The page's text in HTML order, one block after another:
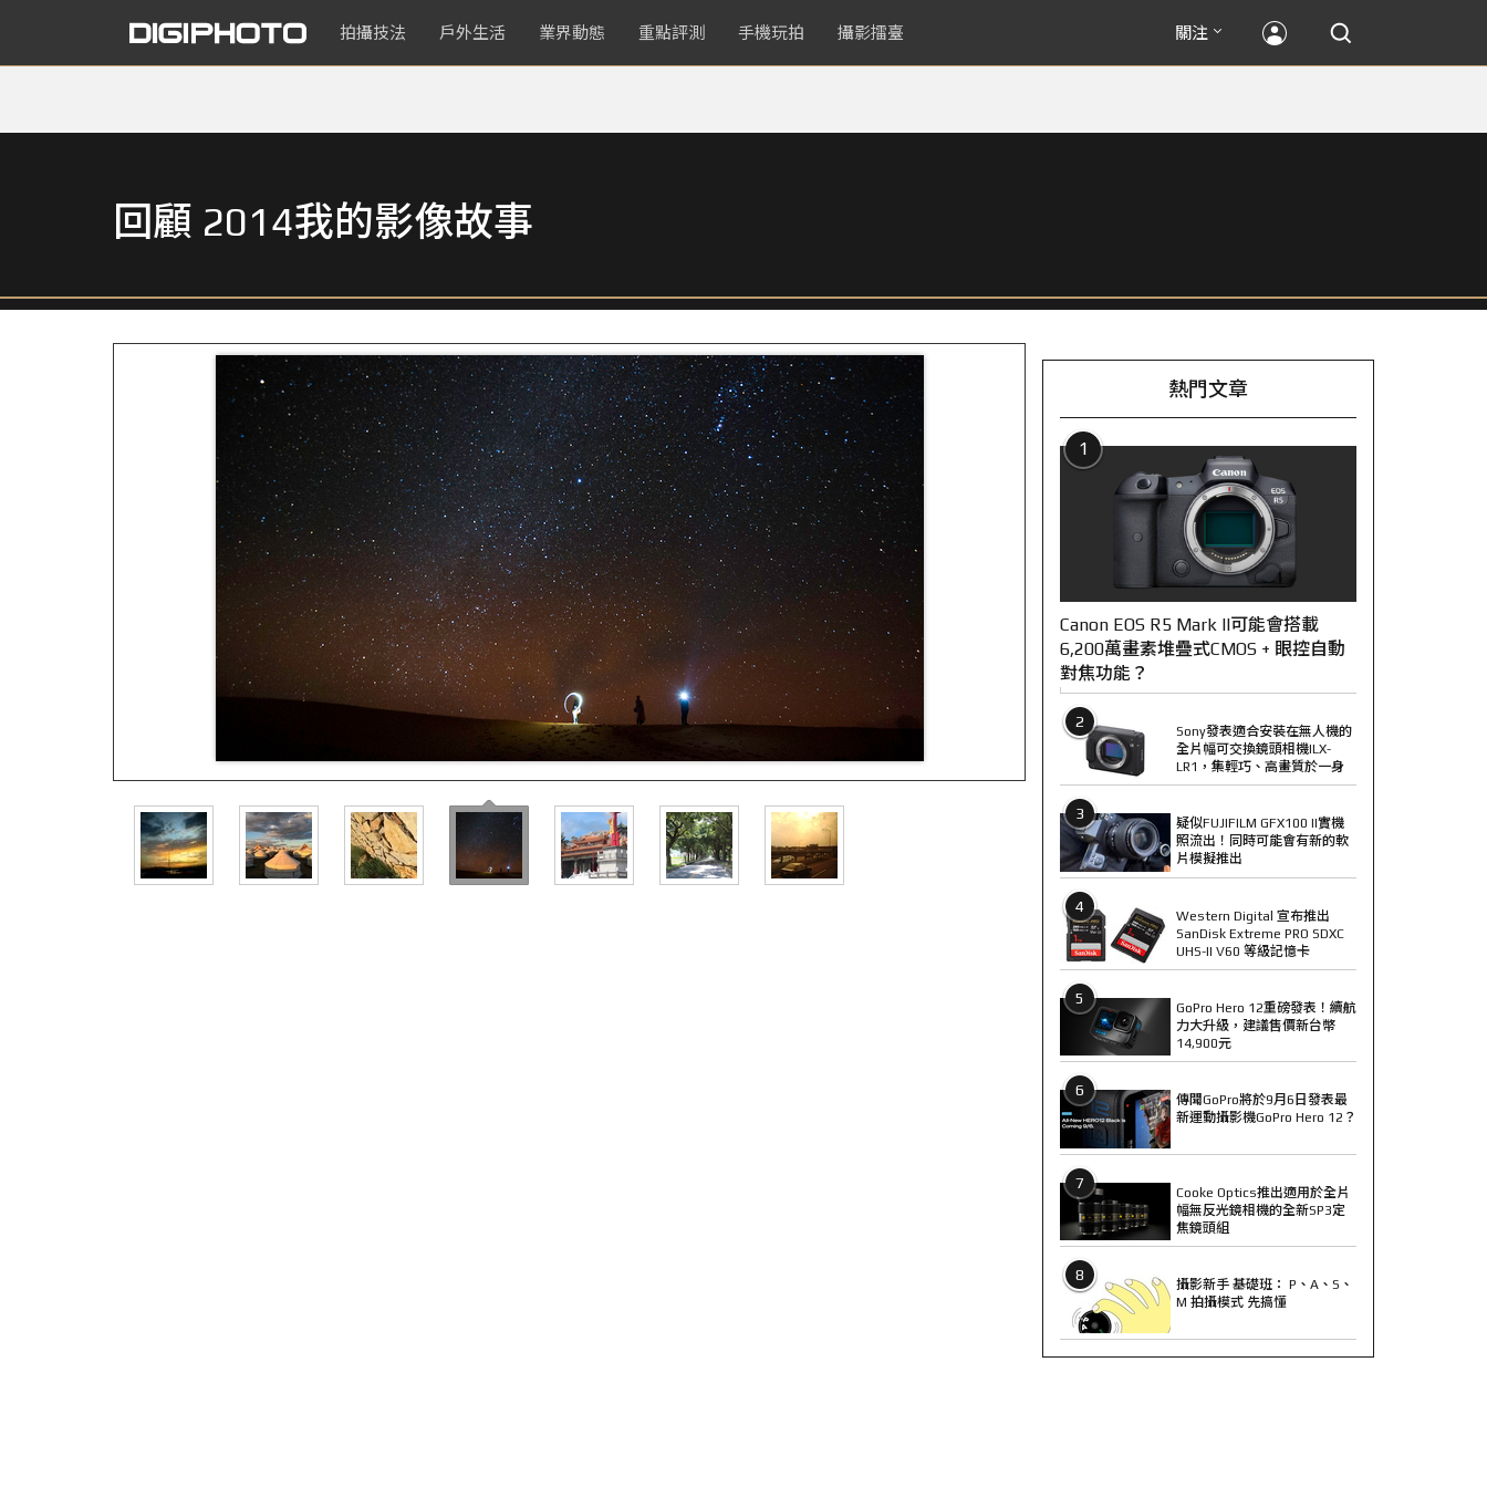
拍攝技法 戶外生活 業界動態 重點評測 手機玩拍 攝影擂臺 關注
回顧 2014我的影像故事
熱門文章
1
Canon EOS R5 Mark II可能會搭載
6,200萬畫素堆疊式CMOS + 眼控自動
對焦功能？
2
Sony發表適合安裝在無人機的
全片幅可交換鏡頭相機ILX-
LR1，集輕巧、高畫質於一身
3
疑似FUJIFILM GFX100 II實機
照流出！同時可能會有新的軟
片模擬推出
4
Western Digital 宣布推出
SanDisk Extreme PRO SDXC
UHS-II V60 等級記憶卡
5
GoPro Hero 12重磅發表！續航
力大升級，建議售價新台幣
14,900元
6
傳聞GoPro將於9月6日發表最
新運動攝影機GoPro Hero 12？
7
Cooke Optics推出適用於全片
幅無反光鏡相機的全新SP3定
焦鏡頭組
8
攝影新手 基礎班： P、A、S、
M 拍攝模式 先搞懂